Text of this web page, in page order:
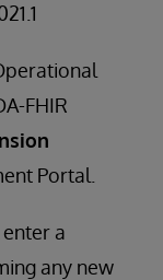
FHIR
Portal.
a
any new